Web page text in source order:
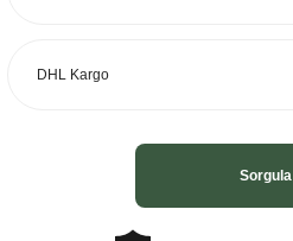
Ürün fiyatı diğer sitelerden daha pahalı.
Sorgula